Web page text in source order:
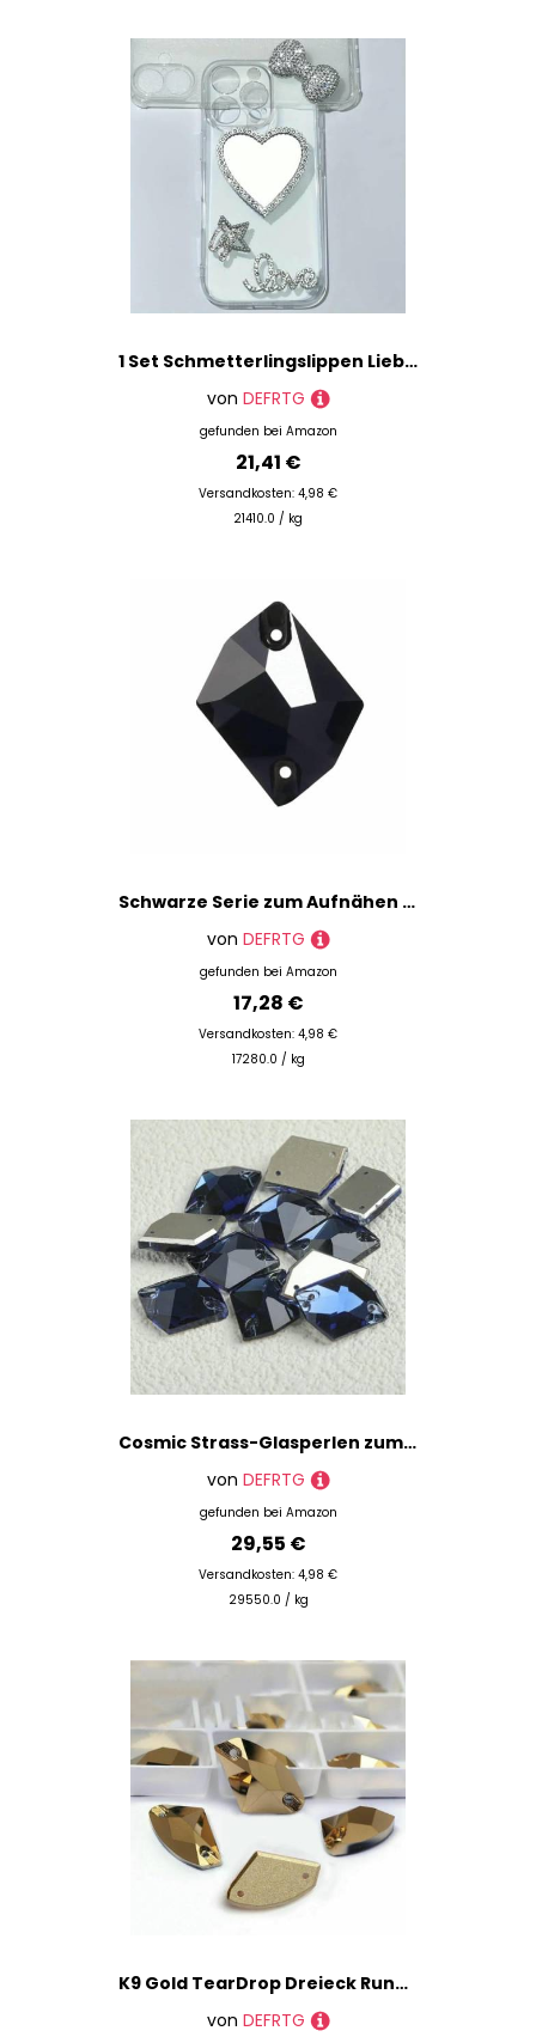
1 Set Schmetterlingslippen Liebe Goodluck Worte Brett Kirschstern Dekorationen Junk Phone Case Haarnadel Zubehör DIY Handarbeit Charms-1
von DEFRTG
gefunden bei Amazon
21,41 €
Versandkosten: 4,98 €
21410.0 / kg
Schwarze Serie zum Aufnähen von Strasssteinen, Glitzerglas, flache Rückseite, Nähkristalle für Heimwerker, Bastelarbeiten, Edelsteine in gemischten Formen, Cristales pedrer
von DEFRTG
gefunden bei Amazon
17,28 €
Versandkosten: 4,98 €
17280.0 / kg
Cosmic Strass-Glasperlen zum Aufnähen, Kristalldekoration, Applikationen zum Besticken von Kleidungsstücken, New-Montana, 13 x 17 mm, 24 Stück
von DEFRTG
gefunden bei Amazon
29,55 €
Versandkosten: 4,98 €
29550.0 / kg
K9 Gold TearDrop Dreieck Runde Flatback Kristallglas Strass zum Aufnähen Strass Kleid Kleidungsstück Kleid Zubehör-Galaktisch 12x19mm 16Stk
von DEFRTG